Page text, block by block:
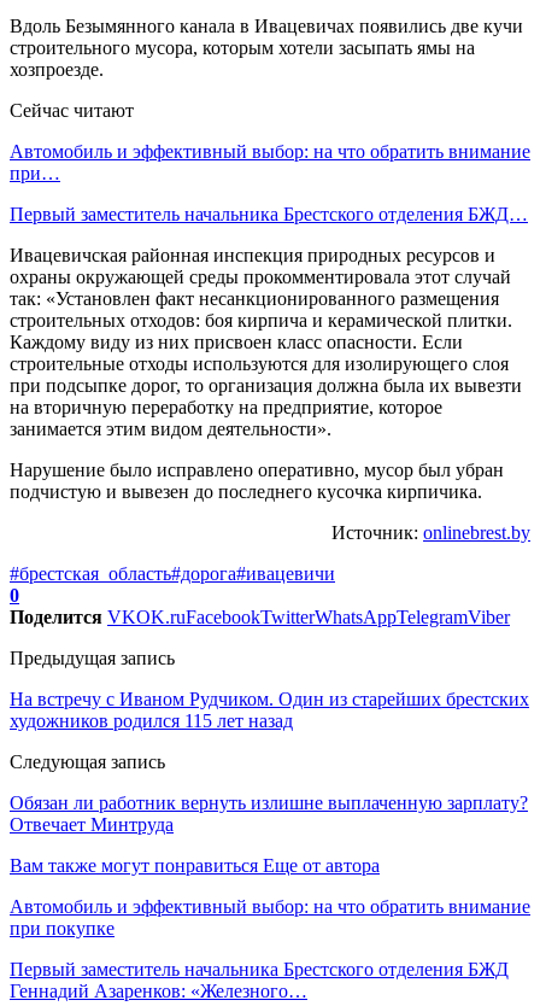
Вдоль Безымянного канала в Ивацевичах появились две кучи
строительного мусора, которым хотели засыпать ямы на
хозпроезде.
Сейчас читают
Автомобиль и эффективный выбор: на что обратить внимание
при…
Первый заместитель начальника Брестского отделения БЖД…
Ивацевичская районная инспекция природных ресурсов и
охраны окружающей среды прокомментировала этот случай
так: «Установлен факт несанкционированного размещения
строительных отходов: боя кирпича и керамической плитки.
Каждому виду из них присвоен класс опасности. Если
строительные отходы используются для изолирующего слоя
при подсыпке дорог, то организация должна была их вывезти
на вторичную переработку на предприятие, которое
занимается этим видом деятельности».
Нарушение было исправлено оперативно, мусор был убран
подчистую и вывезен до последнего кусочка кирпичика.
Источник: onlinebrest.by
#брестская_область#дорога#ивацевичи
0
Поделится VKOK.ruFacebookTwitterWhatsAppTelegramViber
Предыдущая запись
На встречу с Иваном Рудчиком. Один из старейших брестских
художников родился 115 лет назад
Следующая запись
Обязан ли работник вернуть излишне выплаченную зарплату?
Отвечает Минтруда
Вам также могут понравиться Еще от автора
Автомобиль и эффективный выбор: на что обратить внимание
при покупке
Первый заместитель начальника Брестского отделения БЖД
Геннадий Азаренков: «Железного…